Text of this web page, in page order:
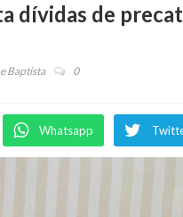
dívidas de
Baptista 0
Whatsapp